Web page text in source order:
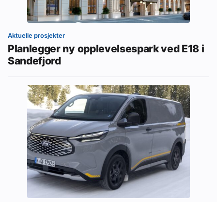
Aktuelle prosjekter
Planlegger ny opplevelsespark ved E18 i
Sandefjord